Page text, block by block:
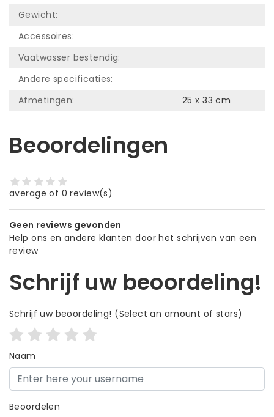
Gewicht:
Accessoires:
Vaatwasser bestendig:
Andere specificaties:
Afmetingen:
25 x 33 cm
Beoordelingen
average of 0 review(s)
Geen reviews gevonden
Help ons en andere klanten door het schrijven van een
review
Schrijf uw beoordeling!
Schrijf uw beoordeling! (Select an amount of stars)
Naam
Beoordelen